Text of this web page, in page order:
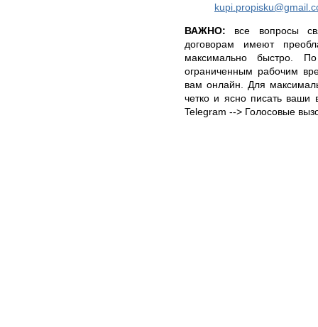
ВАЖНО: все вопросы
договорам имеют
максимально быстро.
ограниченным рабочим
вам онлайн. Для
четко и ясно писать ваши
Telegram --> Голосовые